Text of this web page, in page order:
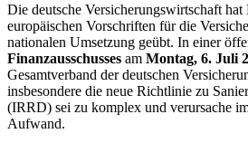
Die deutsche Versicherungswirtschaft
europäischen Vorschriften für die
nationalen Umsetzung geübt. In einer
Finanzausschusses am Montag, 6. Juli
Gesamtverband der deutschen
insbesondere die neue Richtlinie zu
(IRRD) sei zu komplex und verursache
Aufwand.